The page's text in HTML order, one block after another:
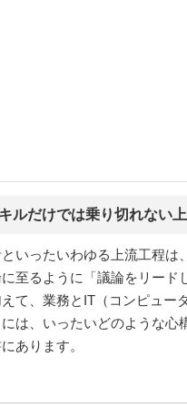
ルだけでは乗り切れない
いったいわゆる上流工程
至るように「議論をリー
て、業務とIT（コンピュ
は、いったいどのような
あります。